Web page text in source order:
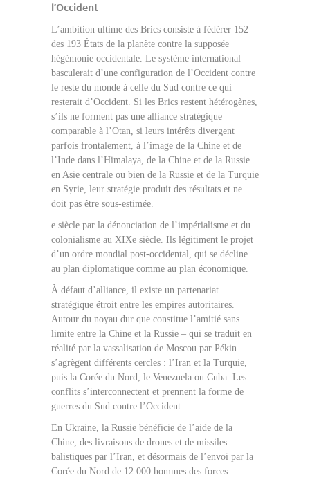
l’Occident
L’ambition ultime des Brics consiste à fédérer 152
des 193 États de la planète contre la supposée
hégémonie occidentale. Le système international
basculerait d’une configuration de l’Occident contre
le reste du monde à celle du Sud contre ce qui
resterait d’Occident. Si les Brics restent hétérogènes,
s’ils ne forment pas une alliance stratégique
comparable à l’Otan, si leurs intérêts divergent
parfois frontalement, à l’image de la Chine et de
l’Inde dans l’Himalaya, de la Chine et de la Russie
en Asie centrale ou bien de la Russie et de la Turquie
en Syrie, leur stratégie produit des résultats et ne
doit pas être sous-estimée.
e siècle par la dénonciation de l’impérialisme et du
colonialisme au XIXe siècle. Ils légitiment le projet
d’un ordre mondial post-occidental, qui se décline
au plan diplomatique comme au plan économique.
À défaut d’alliance, il existe un partenariat
stratégique étroit entre les empires autoritaires.
Autour du noyau dur que constitue l’amitié sans
limite entre la Chine et la Russie – qui se traduit en
réalité par la vassalisation de Moscou par Pékin –
s’agrègent différents cercles : l’Iran et la Turquie,
puis la Corée du Nord, le Venezuela ou Cuba. Les
conflits s’interconnectent et prennent la forme de
guerres du Sud contre l’Occident.
En Ukraine, la Russie bénéficie de l’aide de la
Chine, des livraisons de drones et de missiles
balistiques par l’Iran, et désormais de l’envoi par la
Corée du Nord de 12 000 hommes des forces